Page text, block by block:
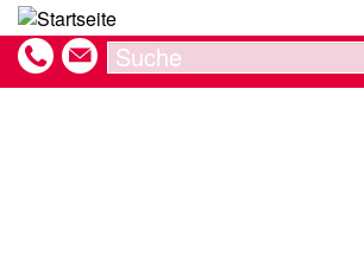
Direkt
zum
Inhalt
Search